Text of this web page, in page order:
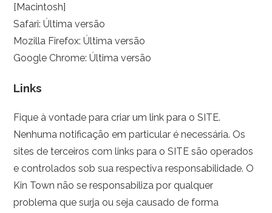
[Macintosh]
Safari: Última versão
Mozilla Firefox: Última versão
Google Chrome: Última versão
Links
Fique à vontade para criar um link para o SITE.
Nenhuma notificação em particular é necessária. Os
sites de terceiros com links para o SITE são operados
e controlados sob sua respectiva responsabilidade. O
Kin Town não se responsabiliza por qualquer
problema que surja ou seja causado de forma